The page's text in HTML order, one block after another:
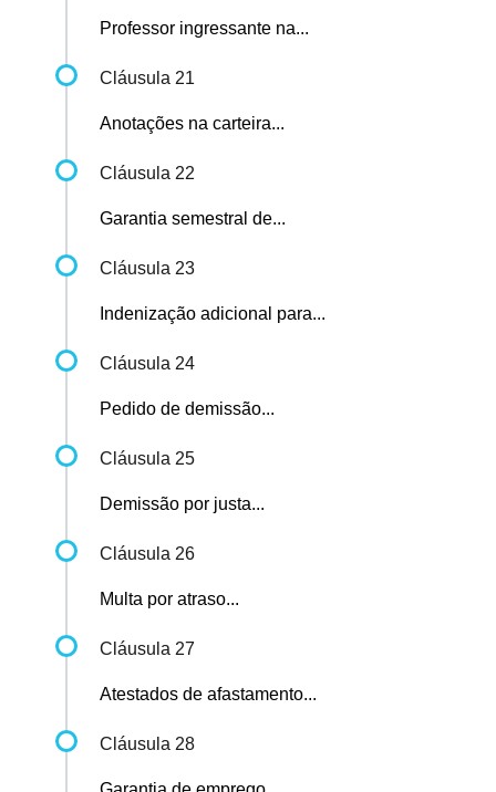
Professor ingressante na...
Cláusula 21
Anotações na carteira...
Cláusula 22
Garantia semestral de...
Cláusula 23
Indenização adicional para...
Cláusula 24
Pedido de demissão...
Cláusula 25
Demissão por justa...
Cláusula 26
Multa por atraso...
Cláusula 27
Atestados de afastamento...
Cláusula 28